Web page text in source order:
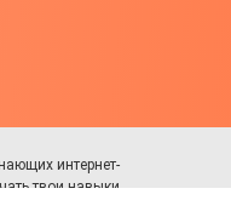
интернет-
твои навыки.